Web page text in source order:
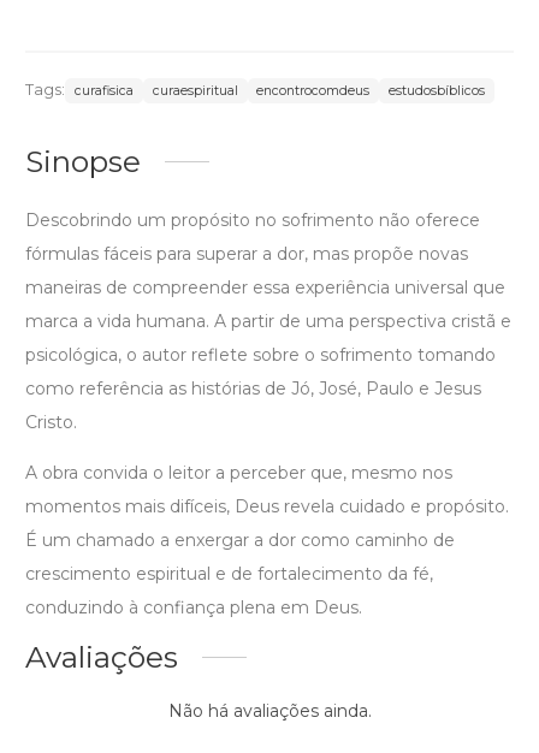
Tags: curafisica curaespiritual encontrocomdeus estudosbíblicos
Sinopse
Descobrindo um propósito no sofrimento não oferece
fórmulas fáceis para superar a dor, mas propõe novas
maneiras de compreender essa experiência universal que
marca a vida humana. A partir de uma perspectiva cristã e
psicológica, o autor reflete sobre o sofrimento tomando
como referência as histórias de Jó, José, Paulo e Jesus
Cristo.
A obra convida o leitor a perceber que, mesmo nos
momentos mais difíceis, Deus revela cuidado e propósito.
É um chamado a enxergar a dor como caminho de
crescimento espiritual e de fortalecimento da fé,
conduzindo à confiança plena em Deus.
Avaliações
Não há avaliações ainda.